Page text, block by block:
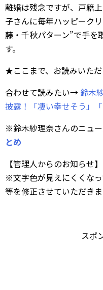
離婚は残念ですが、戸籍
子さんに毎年ハッピーク
藤・千秋パターン”で手を
す。
★ここまで、お読みいただ
合わせて読みたい→ 鈴木
披露！「凄い幸せそう」
※鈴木紗理奈さんのニュ
とめ
【管理人からのお知らせ
※文字色が見えにくくな
等を修正させていただき
スポ